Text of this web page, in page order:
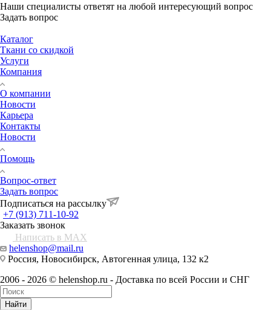
Наши специалисты ответят на любой интересующий вопрос
Задать вопрос
Каталог
Ткани со скидкой
Услуги
Компания
О компании
Новости
Карьера
Контакты
Новости
Помощь
Вопрос-ответ
Задать вопрос
Подписаться на рассылку
+7 (913) 711-10-92
Заказать звонок
Написать в MAX
helenshop@mail.ru
Россия, Новосибирск, Автогенная улица, 132 к2
2006 - 2026 © helenshop.ru - Доставка по всей России и СНГ
Найти